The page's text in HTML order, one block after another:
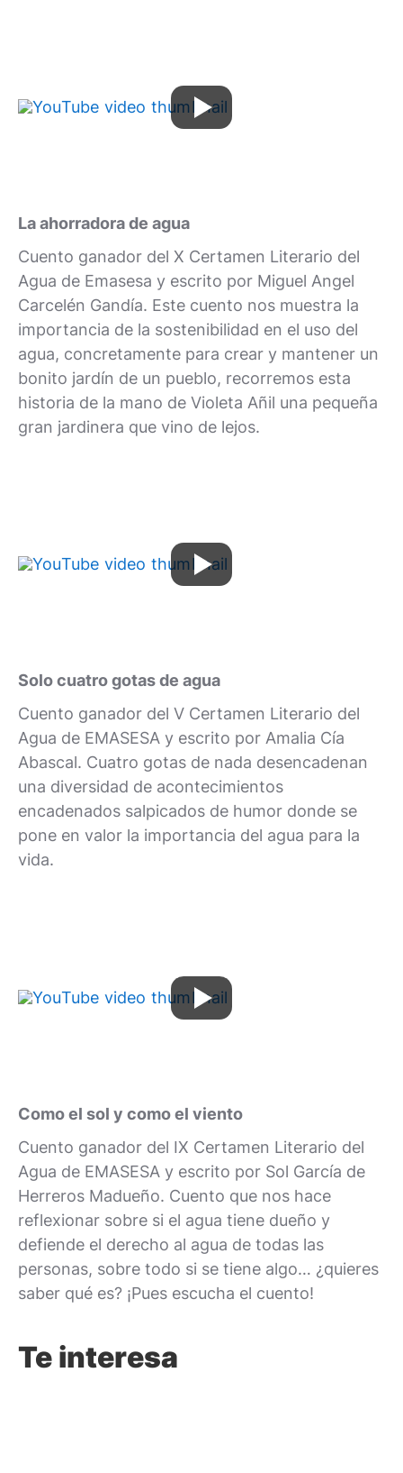
La ahorradora de agua
Cuento ganador del X Certamen Literario del
Agua de Emasesa y escrito por Miguel Angel
Carcelén Gandía. Este cuento nos muestra la
importancia de la sostenibilidad en el uso del
agua, concretamente para crear y mantener un
bonito jardín de un pueblo, recorremos esta
historia de la mano de Violeta Añil una pequeña
gran jardinera que vino de lejos.
Solo cuatro gotas de agua
Cuento ganador del V Certamen Literario del
Agua de EMASESA y escrito por Amalia Cía
Abascal. Cuatro gotas de nada desencadenan
una diversidad de acontecimientos
encadenados salpicados de humor donde se
pone en valor la importancia del agua para la
vida.
Como el sol y como el viento
Cuento ganador del IX Certamen Literario del
Agua de EMASESA y escrito por Sol García de
Herreros Madueño. Cuento que nos hace
reflexionar sobre si el agua tiene dueño y
defiende el derecho al agua de todas las
personas, sobre todo si se tiene algo… ¿quieres
saber qué es? ¡Pues escucha el cuento!
Te interesa